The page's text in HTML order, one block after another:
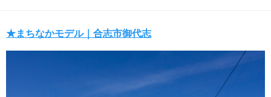
★まちなかモデル｜合志市御代志